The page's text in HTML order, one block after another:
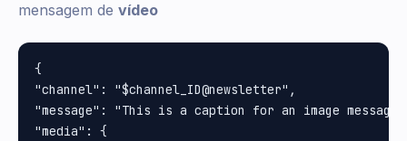
mensagem de vídeo
{
"channel": "$channel_ID@newsletter",
"message": "This is a caption for an image
"media": {